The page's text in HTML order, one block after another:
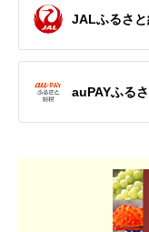
JALふるさ
auPAYふる